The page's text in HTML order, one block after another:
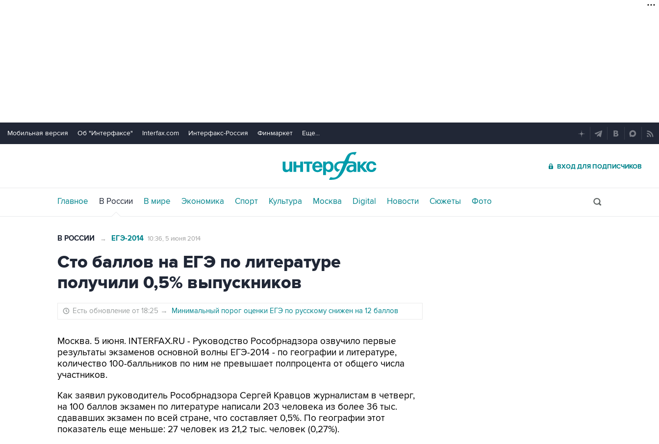
Мобильная версия Об "Интерфаксе" Interfax.com Интерфакс-Россия Финмаркет Еще...
ВХОД ДЛЯ ПОДПИСЧИКОВ
Главное В России В мире Экономика Спорт Культура Москва Digital Новости Сюжеты Фото
В РОССИИ → ЕГЭ-2014 10:36, 5 июня 2014
Сто баллов на ЕГЭ по литературе
получили 0,5% выпускников
Есть обновление от 18:25 → Минимальный порог оценки ЕГЭ по русскому снижен на 12 баллов
Москва. 5 июня. INTERFAX.RU - Руководство Рособрнадзора озвучило первые
результаты экзаменов основной волны ЕГЭ-2014 - по географии и литературе,
количество 100-балльников по ним не превышает полпроцента от общего числа
участников.
Как заявил руководитель Рособрнадзора Сергей Кравцов журналистам в четверг,
на 100 баллов экзамен по литературе написали 203 человека из более 36 тыс.
сдававших экзамен по всей стране, что составляет 0,5%. По географии этот
показатель еще меньше: 27 человек из 21,2 тыс. человек (0,27%).